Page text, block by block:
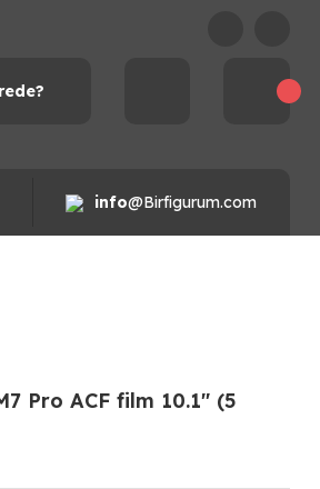
info@Birfigurum.com
Pro ACF film 10.1'' (5